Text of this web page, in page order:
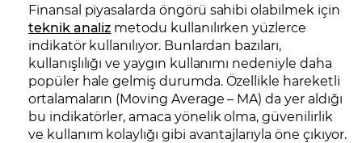
Finansal piyasalarda öngörü sahibi olabilmek için
teknik analiz metodu kullanılırken yüzlerce
indikatör kullanılıyor. Bunlardan bazıları,
kullanışlılığı ve yaygın kullanımı nedeniyle daha
popüler hale gelmiş durumda. Özellikle hareketli
ortalamaların (Moving Average – MA) da yer aldığı
bu indikatörler, amaca yönelik olma, güvenilirlik
ve kullanım kolaylığı gibi avantajlarıyla öne çıkıyor.